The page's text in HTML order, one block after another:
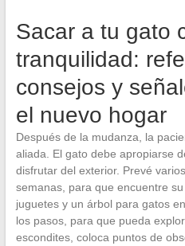
Sacar a tu gato
tranquilidad:
consejos y
el nuevo hogar
Después de la mudanza, la
aliada. El gato debe apropiarse
disfrutar del exterior. Prevé
semanas, para que encuentre
juguetes y un árbol para gatos
los pasos, para que pueda
escondites, coloca puntos de